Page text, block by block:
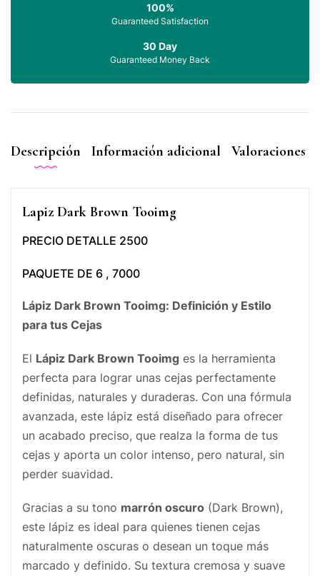
100%
Guaranteed Satisfaction
30 Day
Guaranteed Money Back
Descripción Información adicional Valoraciones
Lapiz Dark Brown Tooimg
PRECIO DETALLE 2500
PAQUETE DE 6 , 7000
Lápiz Dark Brown Tooimg: Definición y Estilo
para tus Cejas
El Lápiz Dark Brown Tooimg es la herramienta
perfecta para lograr unas cejas perfectamente
definidas, naturales y duraderas. Con una fórmula
avanzada, este lápiz está diseñado para ofrecer
un acabado preciso, que realza la forma de tus
cejas y aporta un color intenso, pero natural, sin
perder suavidad.
Gracias a su tono marrón oscuro (Dark Brown),
este lápiz es ideal para quienes tienen cejas
naturalmente oscuras o desean un toque más
marcado y definido. Su textura cremosa y suave